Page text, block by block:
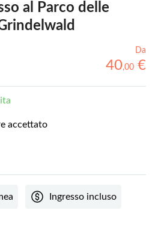
al Parco delle
Da
40,00 €
accettato
Ingresso incluso